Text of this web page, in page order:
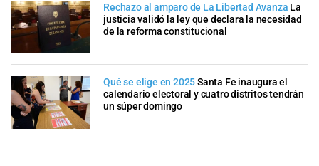
Rechazo al amparo de La Libertad Avanza La
justicia validó la ley que declara la necesidad
de la reforma constitucional
Qué se elige en 2025Santa Fe inaugura el
calendario electoral y cuatro distritos tendrán
un súper domingo